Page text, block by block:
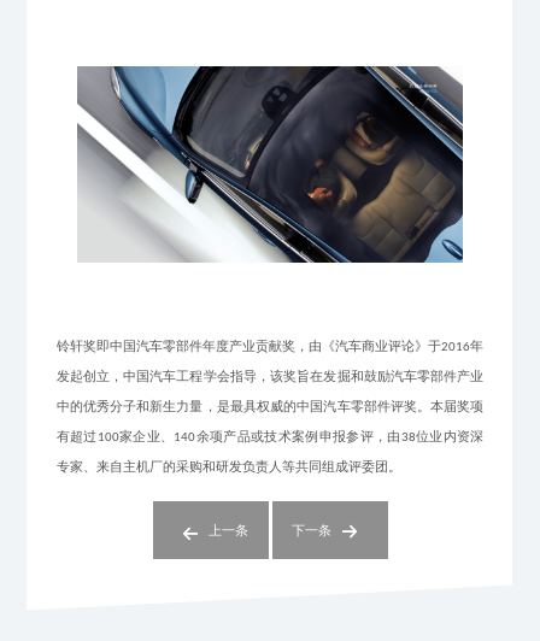
铃轩奖即中国汽车零部件年度产业贡献奖，由《汽车商业评论》于2016年
发起创立，中国汽车工程学会指导，该奖旨在发掘和鼓励汽车零部件产业
中的优秀分子和新生力量，是最具权威的中国汽车零部件评奖。本届奖项
有超过100家企业、 140余项产品或技术案例申报参评 ， 由38位业内资深
专家 来自主机厂的采购和研发负责人 等共同组成评委团
上一条 下一条